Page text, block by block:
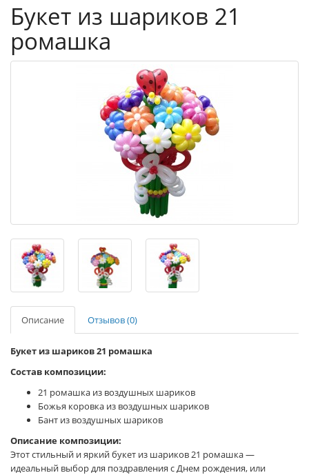
Букет из шариков 21
ромашка
Описание Отзывов (0)
Букет из шариков 21 ромашка
Состав композиции:
21 ромашка из воздушных шариков
Божья коровка из воздушных шариков
Бант из воздушных шариков
Описание композиции:
Этот стильный и яркий букет из шариков 21 ромашка —
идеальный выбор для поздравления с Днем рождения, или